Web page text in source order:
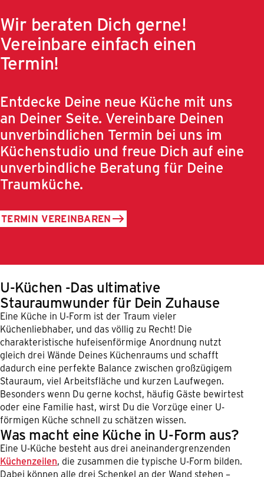
Wir beraten Dich gerne!
Vereinbare einfach einen
Termin!
Entdecke Deine neue Küche mit uns
an Deiner Seite. Vereinbare Deinen
unverbindlichen Termin bei uns im
Küchenstudio und freue Dich auf eine
unverbindliche Beratung für Deine
Traumküche.
TERMIN VEREINBAREN
U-Küchen -Das ultimative
Stauraumwunder für Dein Zuhause
Eine Küche in U-Form ist der Traum vieler
Küchenliebhaber, und das völlig zu Recht! Die
charakteristische hufeisenförmige Anordnung nutzt
gleich drei Wände Deines Küchenraums und schafft
dadurch eine perfekte Balance zwischen großzügigem
Stauraum, viel Arbeitsfläche und kurzen Laufwegen.
Besonders wenn Du gerne kochst, häufig Gäste bewirtest
oder eine Familie hast, wirst Du die Vorzüge einer U-
förmigen Küche schnell zu schätzen wissen.
Was macht eine Küche in U-Form aus?
Eine U-Küche besteht aus drei aneinandergrenzenden
Küchenzeilen, die zusammen die typische U-Form bilden.
Dabei können alle drei Schenkel an der Wand stehen –